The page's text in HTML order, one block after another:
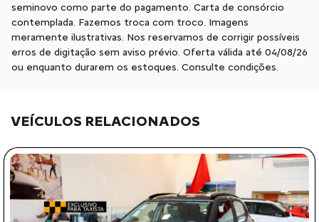
seminovo como parte do pagamento. Carta de consórcio
contemplada. Fazemos troca com troco. Imagens
meramente ilustrativas. Nos reservamos de corrigir possíveis
erros de digitação sem aviso prévio. Oferta válida até 04/08/26
ou enquanto durarem os estoques. Consulte condições.
VEÍCULOS RELACIONADOS